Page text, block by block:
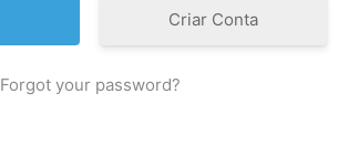
Criar Conta
Forgot your password?